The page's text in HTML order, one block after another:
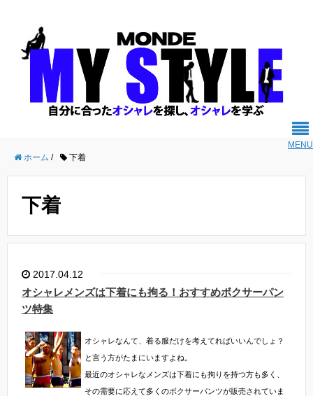
MENU
ホーム / 下着
下着
2017.04.12
オシャレメンズは下着にも拘る！おすすめボクサーパン
ツ特集
オシャレなんて、着る服だけを考えてればいいんでしょ？
と言う方がたまにいますよね。
最近のオシャレなメンズは下着にも拘りを持つ方も多く、
その需要に応えて多くのボクサーパンツが販売されていま